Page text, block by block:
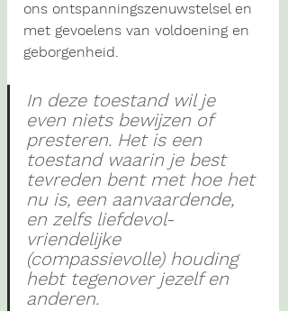
ons ontspanningszenuwstelsel en
met gevoelens van voldoening en
geborgenheid.
In deze toestand wil je
even niets bewijzen of
presteren. Het is een
toestand waarin je best
tevreden bent met hoe het
nu is, een aanvaardende,
en zelfs liefdevol-
vriendelijke
(compassievolle) houding
hebt tegenover jezelf en
anderen.